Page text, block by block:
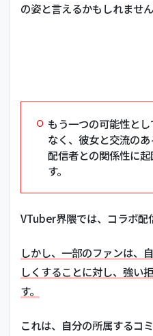
の姿と言えるかもしれません
もう一つの可能性と
なく、彼女と交流の
配信者との関係性に
す。
VTuber界隈では、コラボ配
しかし、一部のファンは、
しくすることに対し、強い
す。
これは、自分の所属するコ